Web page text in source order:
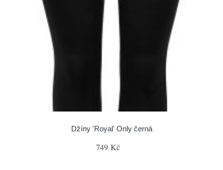
Džíny 'Royal' Only černá
749 Kč